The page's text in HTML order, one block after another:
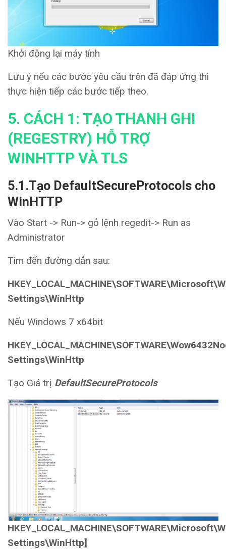
Khởi động lại máy tính
Lưu ý nếu các bước yêu cầu trên đã đáp ứng thì
thực hiện tiếp các bước tiếp theo.
5. CÁCH 1: TẠO THANH GHI
(REGESTRY) HỖ TRỢ
WINHTTP VÀ TLS
5.1.Tạo DefaultSecureProtocols cho
WinHTTP
Vào Start -> Run-> gỏ lệnh regedit-> Run as
Administrator
Tìm đến đường dẫn sau:
Settings\WinHttp
Nếu Windows 7 x64bit
Settings\WinHttp
Tạo Giá trị DefaultSecureProtocols
Settings\WinHttp]